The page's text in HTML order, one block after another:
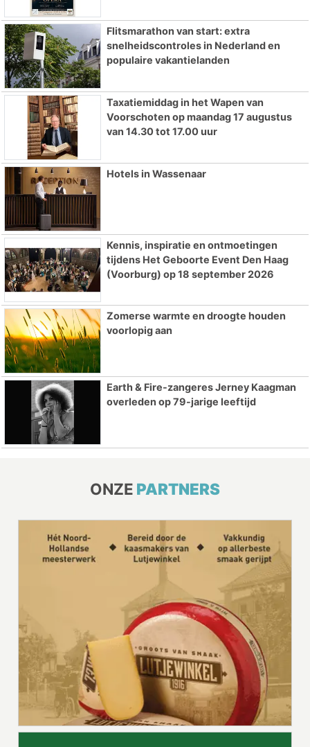
Flitsmarathon van start: extra
snelheidscontroles in Nederland en
populaire vakantielanden
Taxatiemiddag in het Wapen van
Voorschoten op maandag 17 augustus
van 14.30 tot 17.00 uur
Hotels in Wassenaar
Kennis, inspiratie en ontmoetingen
tijdens Het Geboorte Event Den Haag
(Voorburg) op 18 september 2026
Zomerse warmte en droogte houden
voorlopig aan
Earth & Fire-zangeres Jerney Kaagman
overleden op 79-jarige leeftijd
ONZE PARTNERS